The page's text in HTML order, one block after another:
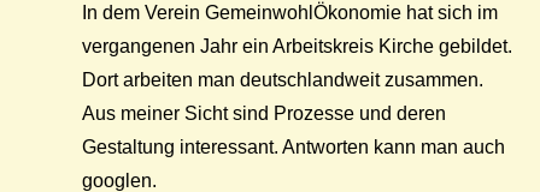
In dem Verein GemeinwohlÖkonomie hat sich im
vergangenen Jahr ein Arbeitskreis Kirche gebildet.
Dort arbeiten man deutschlandweit zusammen.
Aus meiner Sicht sind Prozesse und deren
Gestaltung interessant. Antworten kann man auch
googlen.